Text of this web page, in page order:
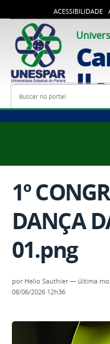
ACESSIBILIDADE
II -
Busca
1º
DANÇA
01.png
por Helio Sauthier— última
08/06/2026 12h36